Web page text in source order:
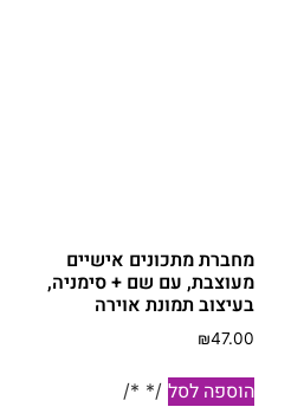
מחברת מתכונים אישיים
מעוצבת, עם שם + סימניה,
בעיצוב תמונת אוירה
₪47.00
הוספה לסל /* */